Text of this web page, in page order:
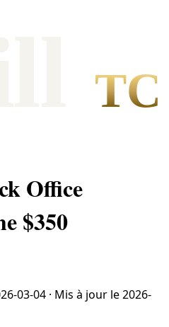
TC
Office
$350
03-04 · Mis à jour le2026-